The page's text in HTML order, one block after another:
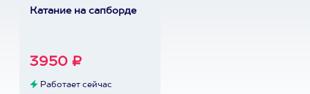
Катание на сапборде
3950 ₽
Работает сейчас